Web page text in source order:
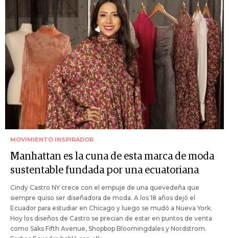
MOVIMIENTO INSPIRADOR
Manhattan es la cuna de esta marca de moda
sustentable fundada por una ecuatoriana
Cindy Castro NY crece con el empuje de una quevedeña que
siempre quiso ser diseñadora de moda. A los 18 años dejó el
Ecuador para estudiar en Chicago y luego se mudó a Nueva York.
Hoy los diseños de Castro se precian de estar en puntos de venta
como Saks Fifth Avenue, Shopbop Bloomingdales y Nordstrom.